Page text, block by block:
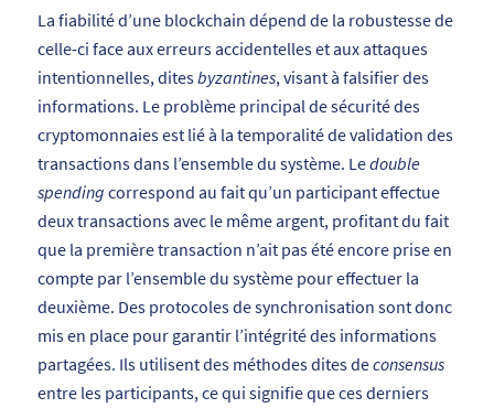
La fiabilité d’une blockchain dépend de la robustesse de
celle-ci face aux erreurs accidentelles et aux attaques
intentionnelles, ditesbyzantines, visant à falsifier des
informations. Le problème principal de sécurité des
cryptomonnaies est lié à la temporalité de validation des
transactions dans l’ensemble du système. Ledouble
spending correspond au fait qu’un participant effectue
deux transactions avec le même argent, profitant du fait
que la première transaction n’ait pas été encore prise en
compte par l’ensemble du système pour effectuer la
deuxième. Des protocoles de synchronisation sont donc
mis en place pour garantir l’intégrité des informations
partagées. Ils utilisent des méthodes dites deconsensus
entre les participants, ce qui signifie que ces derniers